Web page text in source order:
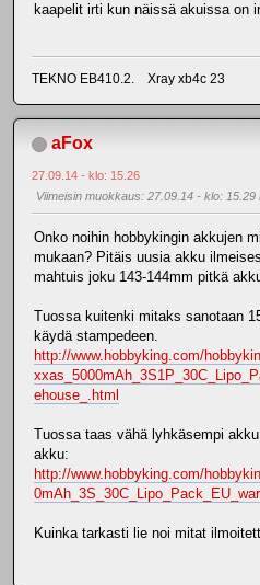
kaapelit irti kun näissä akuissa on
TEKNO EB410.2. Xray xb4c 23
aFox
27.09.14 - klo: 15.26
Viimeisin muokkaus: 27.09.14 - klo:
Onko noihin hobbykingin akkujen
mukaan? Pitäis uusia akku
mahtuis joku 143-144mm pitkä
Tuossa kuitenki mitaks sanotaan
käydä stampedeen.
http://www.hobbyking.com/
ehouse_.html
Tuossa taas vähä lyhkäsempi
akku:
http://www.hobbyking.com/
Kuinka tarkasti lie noi mitat